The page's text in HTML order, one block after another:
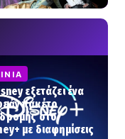
εξετάζει ένα
πακέτο
στο
με διαφημίσεις